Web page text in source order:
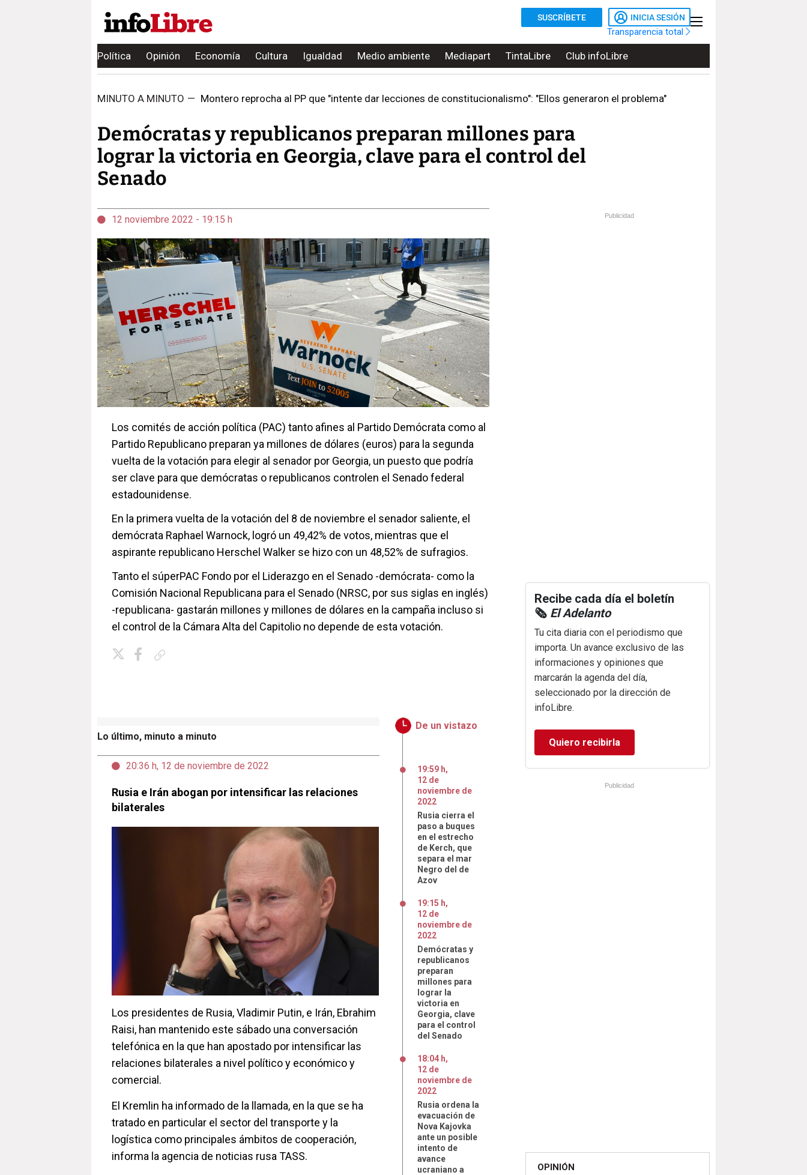
SUSCRÍBETE INICIA SESIÓN
Transparencia total
Política Opinión Economía Cultura Igualdad Medio ambiente Mediapart TintaLibre Club infoLibre
MINUTO A MINUTO — Montero reprocha al PP que "intente dar lecciones de constitucionalismo": "Ellos generaron el problema"
Demócratas y republicanos preparan millones para
lograr la victoria en Georgia, clave para el control del
Senado
12 noviembre 2022 - 19:15 h
Los comités de acción política (PAC) tanto afines al Partido Demócrata como al
Partido Republicano preparan ya millones de dólares (euros) para la segunda
vuelta de la votación para elegir al senador por Georgia, un puesto que podría
ser clave para que demócratas o republicanos controlen el Senado federal
estadounidense.
En la primera vuelta de la votación del 8 de noviembre el senador saliente, el
demócrata Raphael Warnock, logró un 49,42% de votos, mientras que el
aspirante republicano Herschel Walker se hizo con un 48,52% de sufragios.
Tanto el súperPAC Fondo por el Liderazgo en el Senado -demócrata- como la
Comisión Nacional Republicana para el Senado (NRSC, por sus siglas en inglés)
-republicana- gastarán millones y millones de dólares en la campaña incluso si
el control de la Cámara Alta del Capitolio no depende de esta votación.
Lo último, minuto a minuto
20:36 h, 12 de noviembre de 2022
Rusia e Irán abogan por intensificar las relaciones
bilaterales
Los presidentes de Rusia, Vladimir Putin, e Irán, Ebrahim
Raisi, han mantenido este sábado una conversación
telefónica en la que han apostado por intensificar las
relaciones bilaterales a nivel político y económico y
comercial.
El Kremlin ha informado de la llamada, en la que se ha
tratado en particular el sector del transporte y la
logística como principales ámbitos de cooperación,
informa la agencia de noticias rusa TASS.
De un vistazo
19:59 h,
12 de
noviembre de
2022
Rusia cierra el
paso a buques
en el estrecho
de Kerch, que
separa el mar
Negro del de
Azov
19:15 h,
12 de
noviembre de
2022
Demócratas y
republicanos
preparan
millones para
lograr la
victoria en
Georgia, clave
para el control
del Senado
18:04 h,
12 de
noviembre de
2022
Rusia ordena la
evacuación de
Nova Kajovka
ante un posible
intento de
avance
ucraniano a
Publicidad
Recibe cada día el boletín
🗞️ El Adelanto
Tu cita diaria con el periodismo que
importa. Un avance exclusivo de las
informaciones y opiniones que
marcarán la agenda del día,
seleccionado por la dirección de
infoLibre.
Quiero recibirla
Publicidad
OPINIÓN